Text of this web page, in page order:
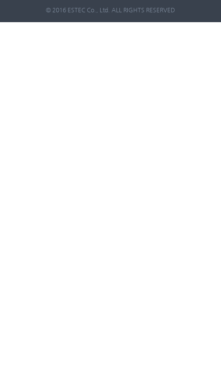
© 2016 ESTEC Co., Ltd. ALL RIGHTS RESERVED